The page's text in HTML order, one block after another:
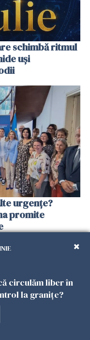
schimbă ritmul
uși
urgențe?
promite
circulăm liber în
la granițe?